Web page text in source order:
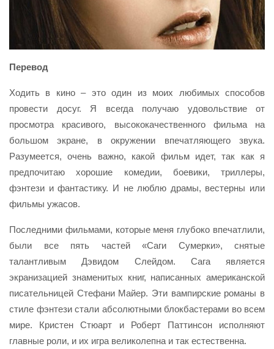
Перевод
Ходить в кино – это один из моих любимых способов
провести досуг. Я всегда получаю удовольствие от
просмотра красивого, высококачественного фильма на
большом экране, в окружении впечатляющего звука.
Разумеется, очень важно, какой фильм идет, так как я
предпочитаю хорошие комедии, боевики, триллеры,
фэнтези и фантастику. И не люблю драмы, вестерны или
фильмы ужасов.
Последними фильмами, которые меня глубоко впечатлили,
были все пять частей «Саги Сумерки», снятые
талантливым Дэвидом Слейдом. Сага является
экранизацией знаменитых книг, написанных американской
писательницей Стефани Майер. Эти вампирские романы в
стиле фэнтези стали абсолютными блокбастерами во всем
мире. Кристен Стюарт и Роберт Паттинсон исполняют
главные роли, и их игра великолепна и так естественна.